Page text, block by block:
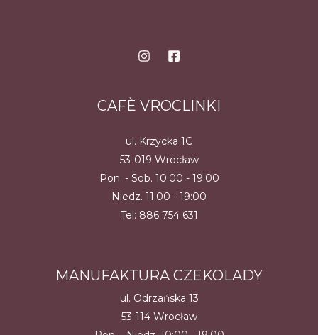
CAFÈ VROCLINKI
ul. Krzycka 1C
53-019 Wrocław
Pon. - Sob. 10:00 - 19:00
Niedz. 11:00 - 19:00
Tel: 886 754 631
MANUFAKTURA CZEKOLADY
ul. Odrzańska 13
53-114 Wrocław